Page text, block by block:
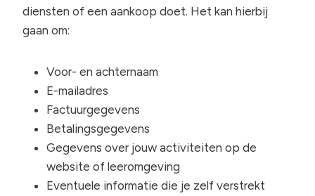
diensten of een aankoop doet. Het kan hierbij
gaan om:
Voor- en achternaam
E-mailadres
Factuurgegevens
Betalingsgegevens
Gegevens over jouw activiteiten op de
website of leeromgeving
Eventuele informatie die je zelf verstrekt